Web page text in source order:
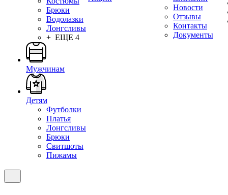
Брюки
Водолазки
Лонгсливы
+ ЕЩЕ 4
Мужчинам
Детям
Футболки
Платья
Лонгсливы
Брюки
Свитшоты
Пижамы
Новости
Отзывы
Контакты
Документы